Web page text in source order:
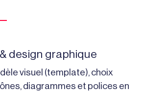
design graphique
visuel (template), choix
diagrammes et polices en